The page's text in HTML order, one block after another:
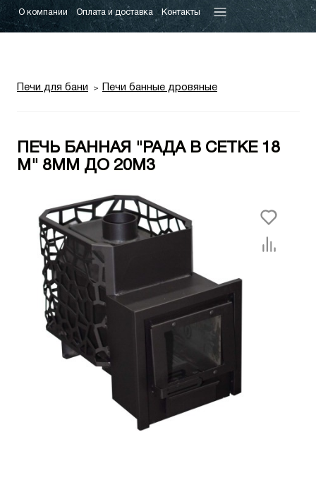
О компании Оплата и доставка Контакты
Печи для бани Печи банные дровяные
ПЕЧЬ БАННАЯ "РАДА В СЕТКЕ 18
М" 8ММ ДО 20М3